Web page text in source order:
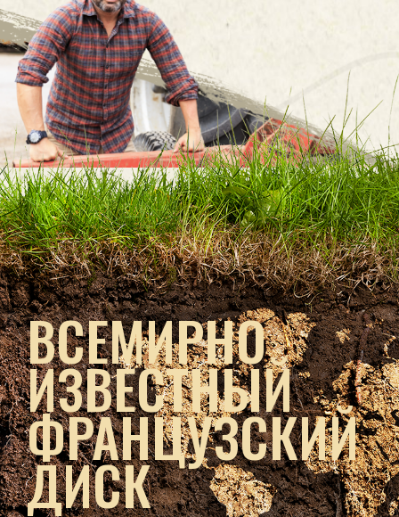
ВСЕМИРНО
ИЗВЕСТНЫЙ
ФРАНЦУЗСКИЙ
ДИСК